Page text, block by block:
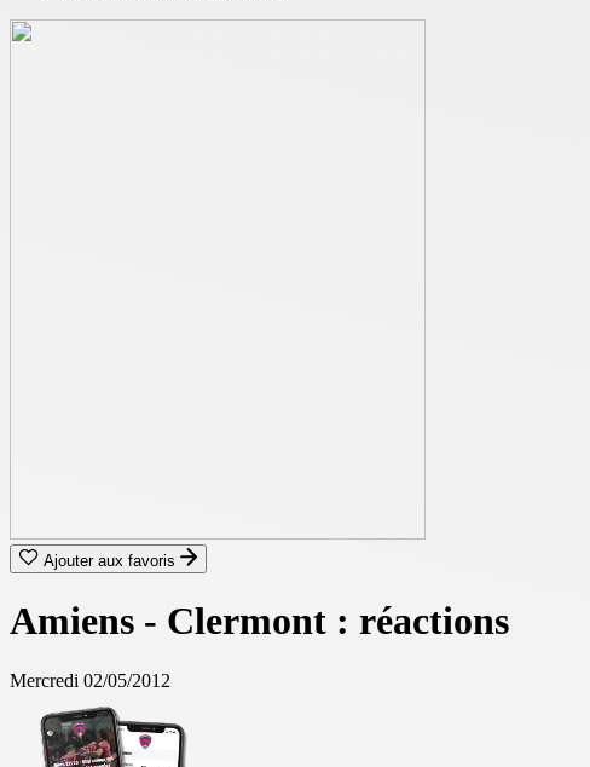
Ajouter aux favoris
Amiens - Clermont : réactions
Mercredi 02/05/2012